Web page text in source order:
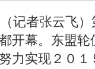
记者张云飞）
开幕。东盟
力实现２０